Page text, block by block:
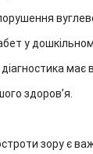
у
діагностика
здоровʼя.
зору є